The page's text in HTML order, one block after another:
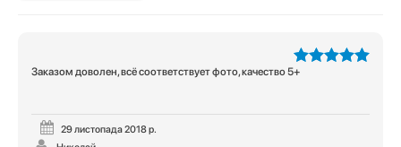
5
Заказом доволен, всё соответствует фото, качество 5+
29 листопада 2018 р.